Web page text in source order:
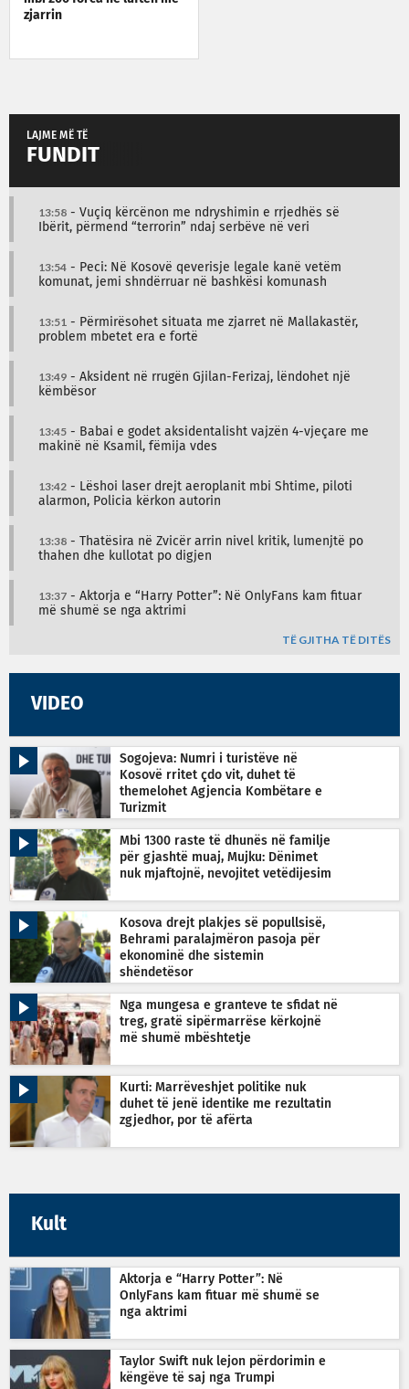
zjarrin
LAJME MË TË
FUNDIT
13:58 - Vuçiq kërcënon me ndryshimin e rrjedhës së
Ibërit, përmend “terrorin” ndaj serbëve në veri
13:54 - Peci: Në Kosovë qeverisje legale kanë vetëm
komunat, jemi shndërruar në bashkësi komunash
13:51 - Përmirësohet situata me zjarret në Mallakastër,
problem mbetet era e fortë
13:49 - Aksident në rrugën Gjilan-Ferizaj, lëndohet një
këmbësor
13:45 - Babai e godet aksidentalisht vajzën 4-vjeçare me
makinë në Ksamil, fëmija vdes
13:42 - Lëshoi laser drejt aeroplanit mbi Shtime, piloti
alarmon, Policia kërkon autorin
13:38 - Thatësira në Zvicër arrin nivel kritik, lumenjtë po
thahen dhe kullotat po digjen
13:37 - Aktorja e “Harry Potter”: Në OnlyFans kam fituar
më shumë se nga aktrimi
TË GJITHA TË DITËS
VIDEO
Sogojeva: Numri i turistëve në
Kosovë rritet çdo vit, duhet të
themelohet Agjencia Kombëtare e
Turizmit
Mbi 1300 raste të dhunës në familje
për gjashtë muaj, Mujku: Dënimet
nuk mjaftojnë, nevojitet vetëdijesim
Kosova drejt plakjes së popullsisë,
Behrami paralajmëron pasoja për
ekonominë dhe sistemin
shëndetësor
Nga mungesa e granteve te sfidat në
treg, gratë sipërmarrëse kërkojnë
më shumë mbështetje
Kurti: Marrëveshjet politike nuk
duhet të jenë identike me rezultatin
zgjedhor, por të afërta
Kult
Aktorja e “Harry Potter”: Në
OnlyFans kam fituar më shumë se
nga aktrimi
Taylor Swift nuk lejon përdorimin e
këngëve të saj nga Trumpi